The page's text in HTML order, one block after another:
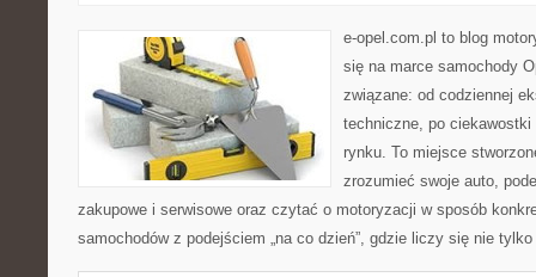
e-opel.com.pl to blog
się na marce samochody
związane: od codziennej
techniczne, po
rynku. To miejsce
zrozumieć swoje auto,
zakupowe i serwisowe oraz czytać o motoryzacji w sposób
samochodów z podejściem „na co dzień”, gdzie liczy się nie